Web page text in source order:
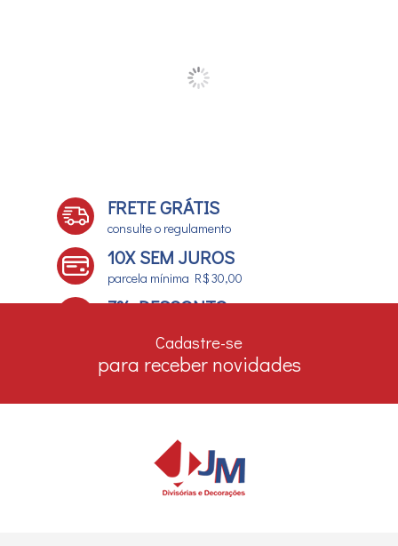
FRETE GRÁTIS
consulte o regulamento
10X SEM JUROS
parcela mínima R$ 30,00
7% DESCONTO
Cadastre-se
para receber novidades